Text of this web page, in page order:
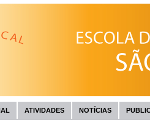
ATIVIDADES NOTÍCIAS